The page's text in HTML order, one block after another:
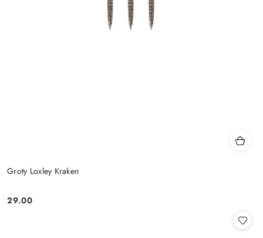
Groty Loxley Kraken
Cena:
29.00